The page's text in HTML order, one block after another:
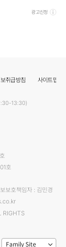
광고신청
취급방침 사이트맵
13:30)
호
보호책임자 : 김민경
RIGHTS
Family Site